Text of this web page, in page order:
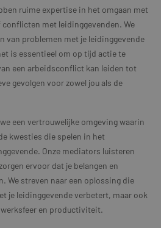
ruime expertise in het omgaan met
met leidinggevenden. We
van problemen met je leidinggevende
is essentieel om op tijd actie te
een arbeidsconflict kan leiden tot
gevolgen voor zowel jou als de
een vertrouwelijke omgeving waarin
kwesties die spelen in het
Onze mediators luisteren
ervoor dat je belangen en
We streven naar een oplossing die
je leidinggevende verbetert, maar ook
en productiviteit.